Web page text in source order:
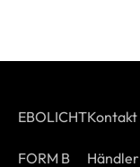
EBOLICHT
FORM B
Kontakt
Händler